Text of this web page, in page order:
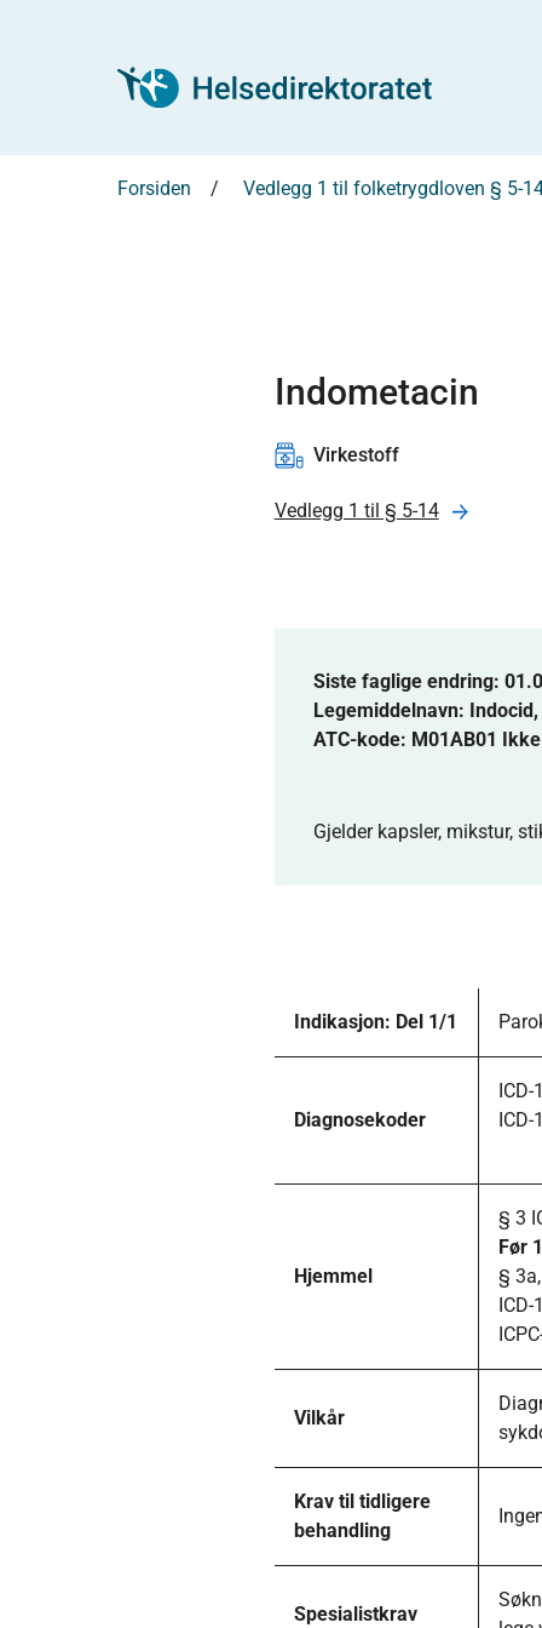
Forsiden Vedlegg 1 til folketrygdloven § 5-
Indometacin
Virkestoff
Vedlegg 1 til § 5-14
Siste faglige endring:
Legemiddelnavn: Indocid ,
ATC-kode: M01AB01
Gjelder kapsler, mikstur,
Indikasjon: Del 1/1
Diagnosekoder
Hjemmel
§ 3
Før
§
ICD-
Vilkår
Krav til tidligere
behandling
Spesialistkrav